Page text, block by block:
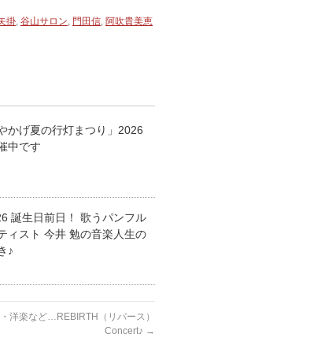
掛, 谷山サロン, 門田信, 阿吹貴美恵
やかげ夏の行灯まつり」2026
中です
誕生日前日！ 歌うパンフル
ィスト 今井 勉の音楽人生の
♪
洋楽など…REBIRTH（リバース）
Concert♪ →